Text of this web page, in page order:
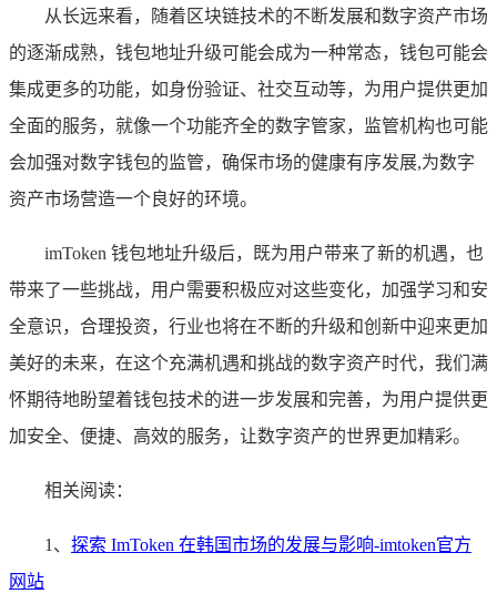
从长远来看，随着区块链技术的不断发展和数字资产市场
的逐渐成熟，钱包地址升级可能会成为一种常态，钱包可能会
集成更多的功能，如身份验证、社交互动等，为用户提供更加
全面的服务，就像一个功能齐全的数字管家，监管机构也可能
会加强对数字钱包的监管，确保市场的健康有序发展,为数字
资产市场营造一个良好的环境。
imToken 钱包地址升级后，既为用户带来了新的机遇，也
带来了一些挑战，用户需要积极应对这些变化，加强学习和安
全意识，合理投资，行业也将在不断的升级和创新中迎来更加
美好的未来，在这个充满机遇和挑战的数字资产时代，我们满
怀期待地盼望着钱包技术的进一步发展和完善，为用户提供更
加安全、便捷、高效的服务，让数字资产的世界更加精彩。
相关阅读：
1、 探索 ImToken 在韩国市场的发展与影响-imtoken官方
网站